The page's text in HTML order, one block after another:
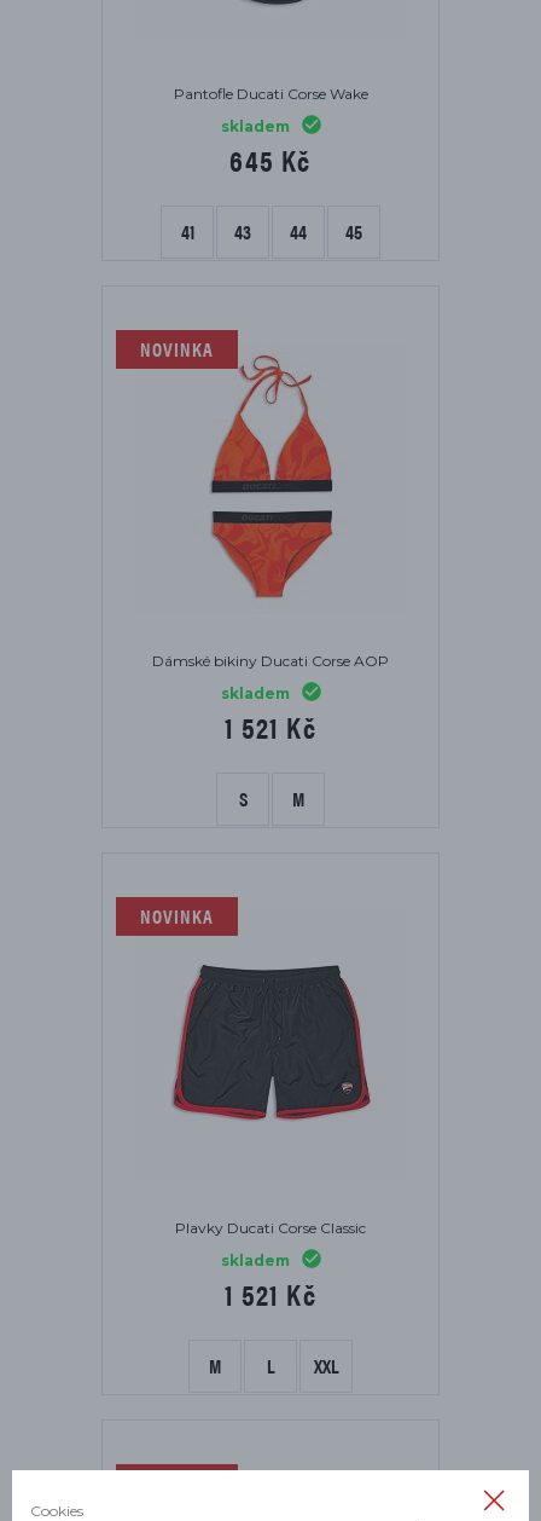
Pantofle Ducati Corse Wake
skladem
645 Kč
41 43 44 45
NOVINKA
Dámské bikiny Ducati Corse AOP
skladem
1 521 Kč
S M
NOVINKA
Plavky Ducati Corse Classic
skladem
1 521 Kč
M L XXL
Cookies